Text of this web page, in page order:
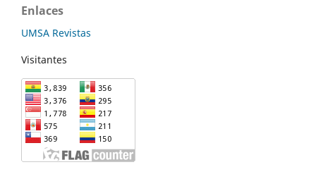
Enlaces
UMSA Revistas
Visitantes